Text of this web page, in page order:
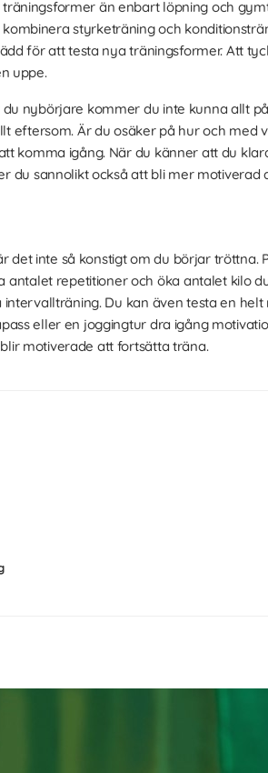
än enbart löpning och
styrketräning och
för att testa nya träningsformer. Att
uppe.
nybörjare kommer du inte kunna allt
Är du osäker på hur och med
komma igång. När du känner att du
du sannolikt också att bli mer motiverad
inte så konstigt om du börjar tröttna.
repetitioner och öka antalet kilo
Du kan även testa en
eller en joggingtur dra igång
motiverade att fortsätta träna.